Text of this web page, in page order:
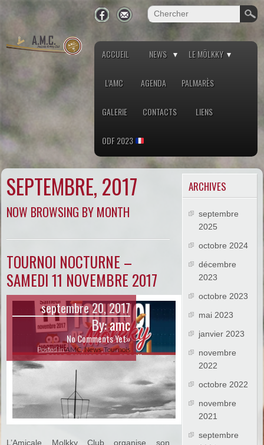
ACCUEIL NEWS LE MÖLKKY
L’AMC AGENDA PALMARÈS
GALERIE CONTACTS LIENS
ODF 2023
SEPTEMBRE, 2017
NOW BROWSING BY MONTH
TOURNOI NOCTURNE –
SAMEDI 11 NOVEMBRE 2017
septembre 20, 2017
By:amc
No Comments Yet»
Posted inAMC,News,Tournois
L’Amicale Molkky Club organise son
ARCHIVES
septembre
2025
octobre 2024
décembre
2023
octobre 2023
mai 2023
janvier 2023
novembre
2022
octobre 2022
novembre
2021
septembre